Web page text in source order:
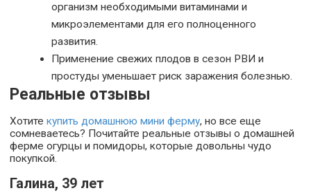
организм необходимыми витаминами и
микроэлементами для его полноценного
развития.
Применение свежих плодов в сезон РВИ и
простуды уменьшает риск заражения болезнью.
Реальные отзывы
Хотитекупить домашнюю мини ферму, но все еще
сомневаетесь? Почитайте реальные отзывы о домашней
ферме огурцы и помидоры, которые довольны чудо
покупкой.
Галина, 39 лет